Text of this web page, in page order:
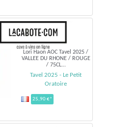
Lori Haon AOC Tavel 2025 /
VALLEE DU RHONE / ROUGE
/ 75CL...
Tavel 2025 - Le Petit
Oratoire
25,90 €*